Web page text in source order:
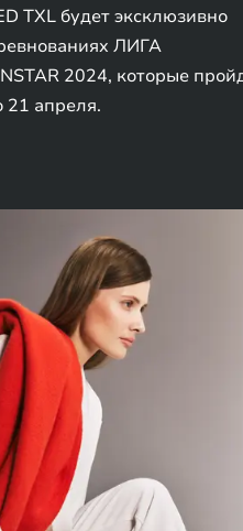
TXL будет эксклюзивно
ЛИГА
2024, которые
21 апреля.